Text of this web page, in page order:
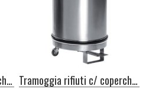
Tramoggia rifiuti c/ coperchio carrellata-capacità 100 l. mm.460x740 h ca Tramoggia rifiuti c/ coperchio pedale carrellata-capacità 50 l. mm. 390x600 h ca